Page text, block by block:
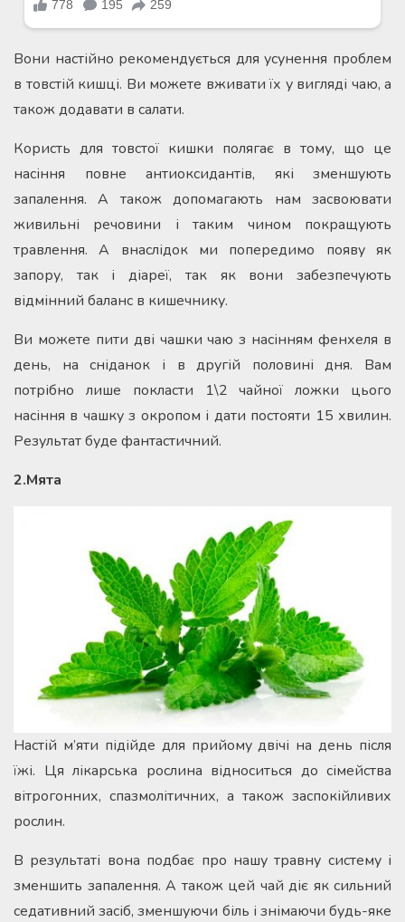
Вони настійно рекомендується для усунення проблем
в товстій кишці. Ви можете вживати їх у вигляді чаю, а
також додавати в салати.
Користь для товстої кишки полягає в тому, що це
насіння повне антиоксидантів, які зменшують
запалення. А також допомагають нам засвоювати
живильні речовини і таким чином покращують
травлення. А внаслідок ми попередимо появу як
запору, так і діареї, так як вони забезпечують
відмінний баланс в кишечнику.
Ви можете пити дві чашки чаю з насінням фенхеля в
день, на сніданок і в другій половині дня. Вам
потрібно лише покласти 1\2 чайної ложки цього
насіння в чашку з окропом і дати постояти 15 хвилин.
Результат буде фантастичний.
2.Мята
Настій м’яти підійде для прийому двічі на день після
їжі. Ця лікарська рослина відноситься до сімейства
вітрогонних, спазмолітичних, а також заспокійливих
рослин.
В результаті вона подбає про нашу травну систему і
зменшить запалення. А також цей чай діє як сильний
седативний засіб, зменшуючи біль і знімаючи будь-яке